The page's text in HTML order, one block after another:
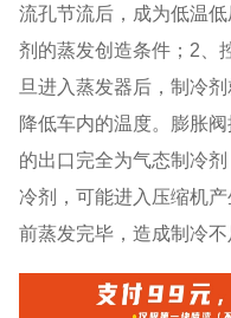
流孔节流后，成为低温
剂的蒸发创造条件；2、
旦进入蒸发器后，制冷
降低车内的温度。膨胀
的出口完全为气态制冷
冷剂，可能进入压缩机
前蒸发完毕，造成制冷不